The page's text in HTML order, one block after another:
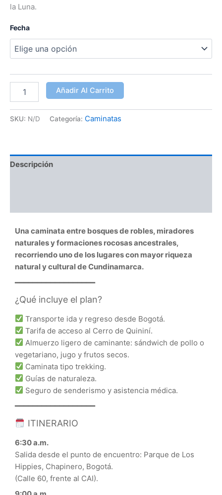
la Luna.
Fecha
Añadir Al Carrito
SKU: N/D Categoría: Caminatas
Descripción
Una caminata entre bosques de robles, miradores
naturales y formaciones rocosas ancestrales,
recorriendo uno de los lugares con mayor riqueza
natural y cultural de Cundinamarca.
━━━━━━━━━━━━━━━━━━
¿Qué incluye el plan?
Transporte ida y regreso desde Bogotá.
Tarifa de acceso al Cerro de Quininí.
Almuerzo ligero de caminante: sándwich de pollo o
vegetariano, jugo y frutos secos.
Caminata tipo trekking.
Guías de naturaleza.
Seguro de senderismo y asistencia médica.
━━━━━━━━━━━━━━━━━━
ITINERARIO
6:30 a.m.
Salida desde el punto de encuentro: Parque de Los
Hippies, Chapinero, Bogotá.
(Calle 60, frente al CAI).